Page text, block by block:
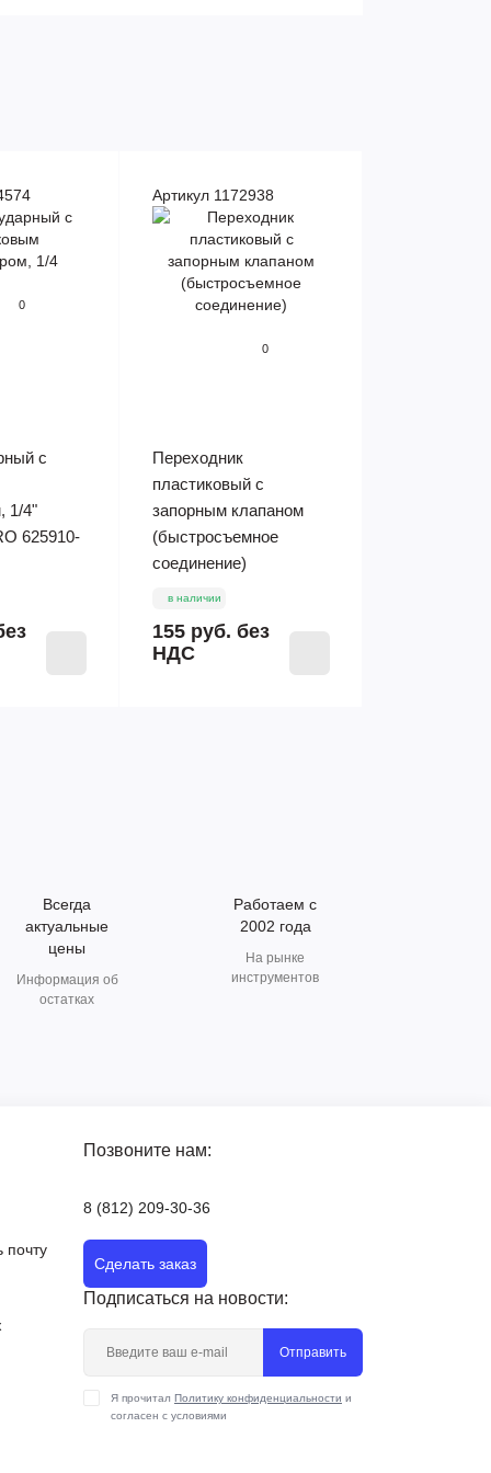
0
с
1/4"
625910-
Артикул 1172938
0
Переходник
пластиковый с
запорным клапаном
(быстросъемное
соединение)
в наличии
155 руб. без
НДС
Всегда
актуальные
цены
Информация об
остатках
Работаем с
2002 года
На рынке
инструментов
почту
Позвоните нам:
8 (812) 209-30-36
Сделать заказ
Подписаться на новости:
Отправить
Я прочитал Политику конфиденциальности и
согласен с условиями